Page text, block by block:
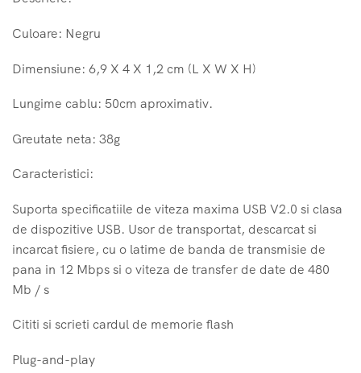
Culoare: Negru
Dimensiune: 6,9 X 4 X 1,2 cm (L X W X H)
Lungime cablu: 50cm aproximativ.
Greutate neta: 38g
Caracteristici:
Suporta specificatiile de viteza maxima USB V2.0 si clasa
de dispozitive USB. Usor de transportat, descarcat si
incarcat fisiere, cu o latime de banda de transmisie de
pana in 12 Mbps si o viteza de transfer de date de 480
Mb / s
Cititi si scrieti cardul de memorie flash
Plug-and-play